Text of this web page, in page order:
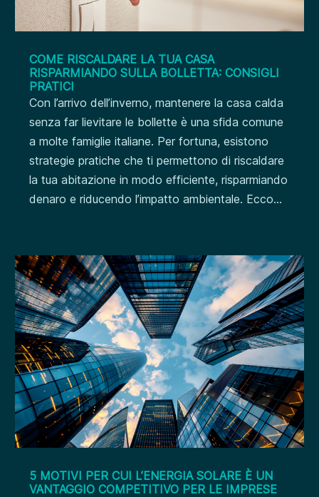
COME RISCALDARE LA TUA CASA
RISPARMIANDO SULLA BOLLETTA: CONSIGLI
PRATICI
Con l’arrivo dell’inverno, mantenere la casa calda
senza far lievitare le bollette è una sfida comune
a molte famiglie italiane. Per fortuna, esistono
strategie pratiche che ti permettono di riscaldare
la tua abitazione in modo efficiente, risparmiando
denaro e riducendo l’impatto ambientale. Ecco...
5 MOTIVI PER CUI L’ENERGIA SOLARE È UN
VANTAGGIO COMPETITIVO PER LE IMPRESE